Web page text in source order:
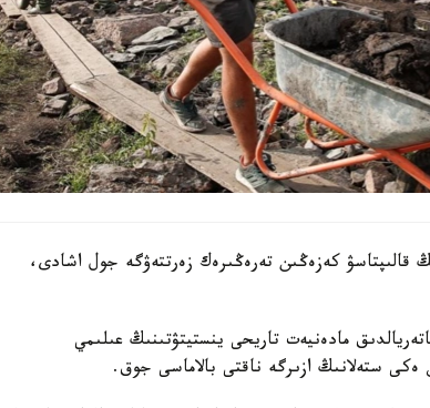
قالىپتاسۋ كەزەڭىن تەرەڭىرەك زەرتتەۋگە جول اشادى،
مادەنيەت تاريحى ينستيتۋتىنىڭ عىلىمي
ەكى ستەلانىڭ ازىرگە ناقتى بالاماسى جوق.